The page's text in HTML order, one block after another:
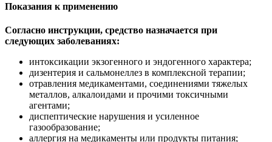
Показания к применению
Согласно инструкции, средство назначается при
следующих заболеваниях:
интоксикации экзогенного и эндогенного характера;
дизентерия и сальмонеллез в комплексной терапии;
отравления медикаментами, соединениями тяжелых
металлов, алкалоидами и прочими токсичными
агентами;
диспептические нарушения и усиленное
газообразование;
аллергия на медикаменты или продукты питания;